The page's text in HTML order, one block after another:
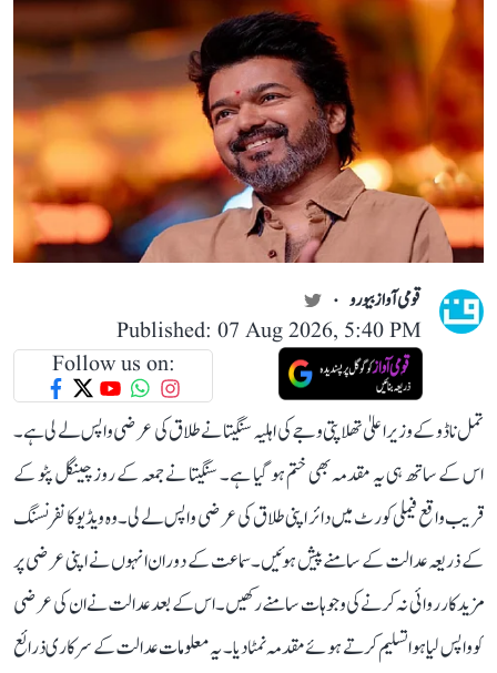
قومی آواز بیورو
Published: 07 Aug 2026, 5:40 PM
Follow us on:
تمل ناڈو کے وزیر اعلیٰ تھلاپتی وجے کی اہلیہ سنگیتا نے طلاق کی عرضی واپس لے لی ہے۔
اس کے ساتھ ہی یہ مقدمہ بھی ختم ہو گیا ہے۔ سنگیتا نے جمعہ کے روز چینگل پٹو کے
قریب واقع فیملی کورٹ میں دائر اپنی طلاق کی عرضی واپس لے لی۔ وہ ویڈیو کانفرنسنگ
کے ذریعہ عدالت کے سامنے پیش ہوئیں۔ سماعت کے دوران انہوں نے اپنی عرضی پر
مزید کارروائی نہ کرنے کی وجوہات سامنے رکھیں۔ اس کے بعد عدالت نے ان کی عرضی
کو واپس لیا ہوا تسلیم کرتے ہوئے مقدمہ نمٹا دیا۔ یہ معلومات عدالت کے سرکاری ذرائع